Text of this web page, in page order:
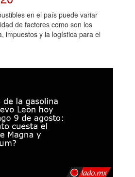
en el país puede variar
de factores como son los
impuestos y la logística para el